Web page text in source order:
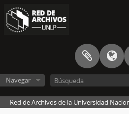
Navegar
Red de Archivos de la Universidad